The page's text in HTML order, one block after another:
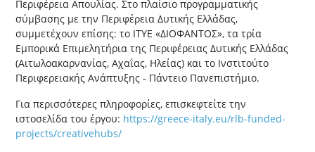
Περιφέρεια Απουλίας. Στο πλαίσιο προγραμματικής
σύμβασης με την Περιφέρεια Δυτικής Ελλάδας,
συμμετέχουν επίσης: το ΙΤΥΕ «ΔΙΟΦΑΝΤΟΣ», τα τρία
Εμπορικά Επιμελητήρια της Περιφέρειας Δυτικής Ελλάδας
(Αιτωλοακαρνανίας, Αχαΐας, Ηλείας) και το Ινστιτούτο
Περιφερειακής Ανάπτυξης - Πάντειο Πανεπιστήμιο.
Για περισσότερες πληροφορίες, επισκεφτείτε την
ιστοσελίδα του έργου: https://greece-italy.eu/rlb-funded-
projects/creativehubs/